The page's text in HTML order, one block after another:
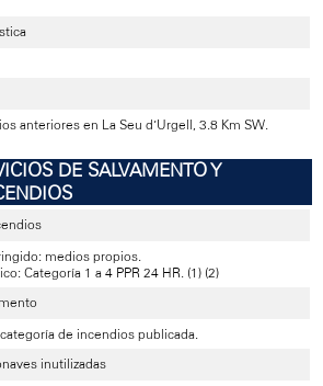
anteriores en La Seu d’Urgell, 3.8 Km SW.
DE SALVAMENTO Y
medios propios.
Categoría 1 a 4 PPR 24 HR. (1) (2)
de incendios publicada.
inutilizadas